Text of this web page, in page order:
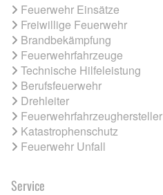
Feuerwehr Einsätze
Freiwillige Feuerwehr
Brandbekämpfung
Feuerwehrfahrzeuge
Technische Hilfeleistung
Berufsfeuerwehr
Drehleiter
Feuerwehrfahrzeughersteller
Katastrophenschutz
Feuerwehr Unfall
Service